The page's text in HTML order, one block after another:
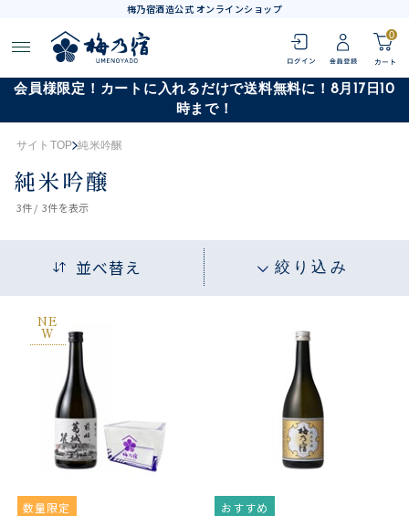
梅乃宿酒造公式 オンラインショップ
0
会員様限定！カートに入れるだけで送料無料に！8月17日10
時まで！
サイトTOP 純米吟醸
純米吟醸
3件 / 3件を表示
並べ替え 絞り込み
NE
W
数量限定 おすすめ